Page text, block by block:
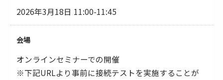
2026年3月18日 11:00-11:45
会場
オンラインセミナーでの開催
※下記URLより事前に接続テストを実施することが